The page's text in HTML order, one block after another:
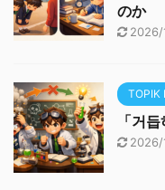
のか
TOPIK
「거